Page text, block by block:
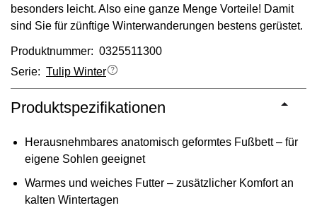
besonders leicht. Also eine ganze Menge Vorteile! Damit
sind Sie für zünftige Winterwanderungen bestens gerüstet.
Produktnummer: 0325511300
Serie: Tulip Winter
Produktspezifikationen
Herausnehmbares anatomisch geformtes Fußbett – für
eigene Sohlen geeignet
Warmes und weiches Futter – zusätzlicher Komfort an
kalten Wintertagen